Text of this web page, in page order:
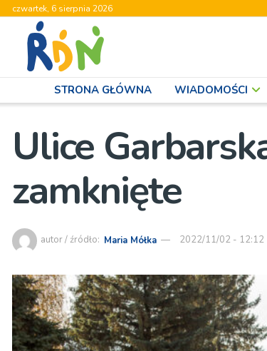
czwartek, 6 sierpnia 2026
STRONA GŁÓWNA WIADOMOŚCI
Ulice
zamknięte
autor / źródło: Maria Mółka 2022/11/02 - 12:12